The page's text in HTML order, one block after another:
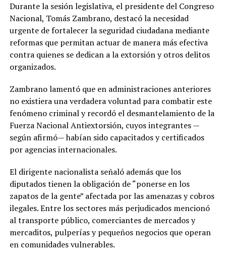
Durante la sesión legislativa, el presidente del Congreso
Nacional, Tomás Zambrano, destacó la necesidad
urgente de fortalecer la seguridad ciudadana mediante
reformas que permitan actuar de manera más efectiva
contra quienes se dedican a la extorsión y otros delitos
organizados.
Zambrano lamentó que en administraciones anteriores
no existiera una verdadera voluntad para combatir este
fenómeno criminal y recordó el desmantelamiento de la
Fuerza Nacional Antiextorsión, cuyos integrantes —
según afirmó— habían sido capacitados y certificados
por agencias internacionales.
El dirigente nacionalista señaló además que los
diputados tienen la obligación de “ponerse en los
zapatos de la gente” afectada por las amenazas y cobros
ilegales. Entre los sectores más perjudicados mencionó
al transporte público, comerciantes de mercados y
mercaditos, pulperías y pequeños negocios que operan
en comunidades vulnerables.